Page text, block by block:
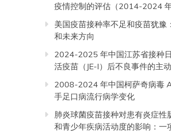
疫情控制的评估（2014-2024 年
美国疫苗接种率不足和疫苗犹豫
和未来方向
2024-2025 年中国江苏省接种
活疫苗（JE-I）后不良事件的主
2008-2024 年中国柯萨奇病毒
手足口病流行病学变化
肺炎球菌疫苗接种对患有炎症性
和青少年疾病活动度的影响：一